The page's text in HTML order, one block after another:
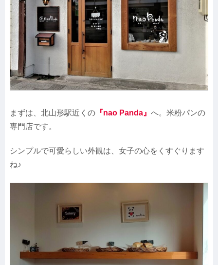
まずは、北山形駅近くの 『nao Panda』 へ。米粉パンの
専門店です。
シンプルで可愛らしい外観は、女子の心をくすぐります
ね♪